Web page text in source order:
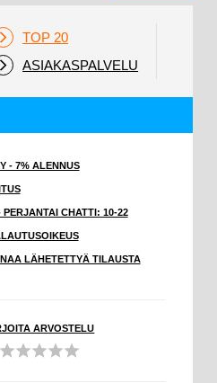
TOP 20
ASIAKASPALVELU
- 7% ALENNUS
CHATTI: 10-22
LÄHETETTYÄ TILAUSTA
ARVOSTELU